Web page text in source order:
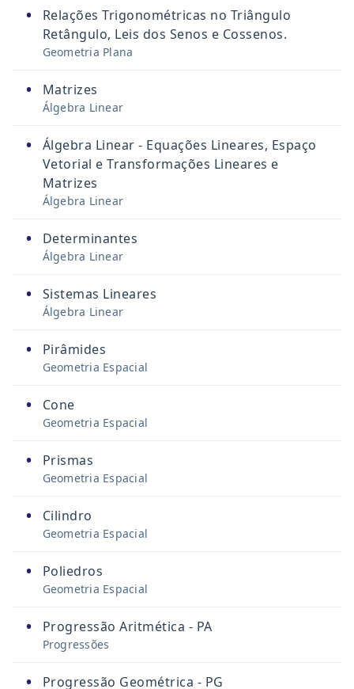
•
Relações Trigonométricas no Triângulo
Retângulo, Leis dos Senos e Cossenos.
Geometria Plana
• Matrizes
Álgebra Linear
•
Álgebra Linear - Equações Lineares, Espaço
Vetorial e Transformações Lineares e
Matrizes
Álgebra Linear
• Determinantes
Álgebra Linear
• Sistemas Lineares
Álgebra Linear
• Pirâmides
Geometria Espacial
• Cone
Geometria Espacial
• Prismas
Geometria Espacial
• Cilindro
Geometria Espacial
• Poliedros
Geometria Espacial
• Progressão Aritmética - PA
Progressões
• Progressão Geométrica - PG